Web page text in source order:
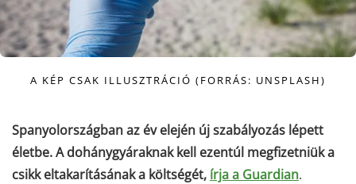
A KÉP CSAK ILLUSZTRÁCIÓ (FORRÁS: UNSPLASH)
Spanyolországban az év elején új szabályozás lépett
életbe. A dohánygyáraknak kell ezentúl megfizetniük a
csikk eltakarításának a költségét, írja a Guardian.